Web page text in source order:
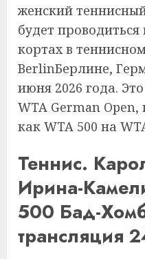
женский
будет
кортах в
BerlinБерлине,
июня 2026 года.
WTA German
как WTA 500 на
Теннис.
Ирина-
500 Бад-
трансляция